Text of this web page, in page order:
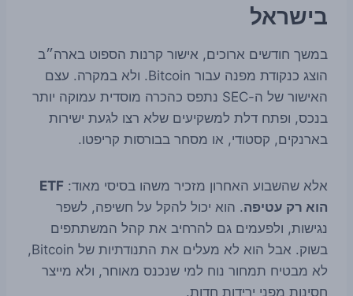
בישראל
במשך חודשים ארוכים, אישור קרנות הספוט בארה״ב
הוצג כנקודת מפנה עבור Bitcoin. ולא במקרה. עצם
האישור של ה-SEC נתפס כהכרה מוסדית עמוקה יותר
בנכס, ופתח דלת למשקיעים שלא רצו לגעת ישירות
בארנקים, קסטודי, או מסחר בבורסות קריפטו.
אלא שהשבוע האחרון מזכיר משהו בסיסי מאוד: ETF
הוא רק עטיפה. הוא יכול להקל על חשיפה, לשפר
נגישות, ולפעמים גם להרחיב את קהל המשתתפים
בשוק. אבל הוא לא מעלים את התנודתיות של Bitcoin,
לא מבטיח תמחור נוח למי שנכנס מאוחר, ולא מייצר
חסינות מפני ירידות חדות.